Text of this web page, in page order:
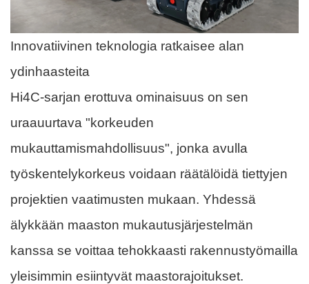
Innovatiivinen teknologia ratkaisee alan
ydinhaasteita
Hi4C-sarjan erottuva ominaisuus on sen
uraauurtava "korkeuden
mukauttamismahdollisuus", jonka avulla
työskentelykorkeus voidaan räätälöidä tiettyjen
projektien vaatimusten mukaan. Yhdessä
älykkään maaston mukautusjärjestelmän
kanssa se voittaa tehokkaasti rakennustyömailla
yleisimmin esiintyvät maastorajoitukset.